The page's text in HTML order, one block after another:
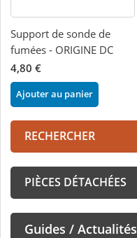
Support de sonde de
fumées - ORIGINE DC
4,80 €
Ajouter au panier
RECHERCHER
PIÈCES DÉTACHÉES
Guides / Actualités